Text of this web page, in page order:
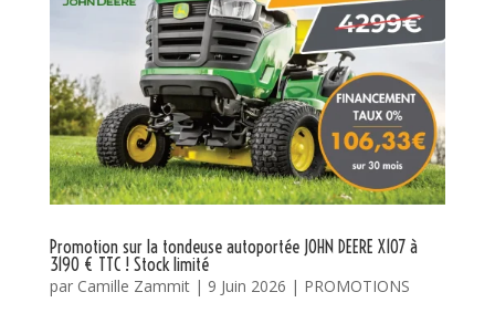
Promotion sur la tondeuse autoportée JOHN DEERE X107 à
3190 € TTC ! Stock limité
par Camille Zammit| 9 Juin 2026 | PROMOTIONS